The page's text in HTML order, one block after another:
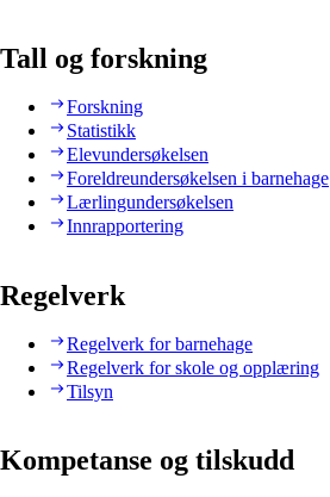
Tall og forskning
Forskning
Statistikk
Elevundersøkelsen
Foreldreundersøkelsen i barnehage
Lærlingundersøkelsen
Innrapportering
Regelverk
Regelverk for barnehage
Regelverk for skole og opplæring
Tilsyn
Kompetanse og tilskudd